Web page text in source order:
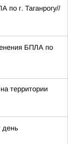
по г. Таганрогу//
БПЛА по
территории
день